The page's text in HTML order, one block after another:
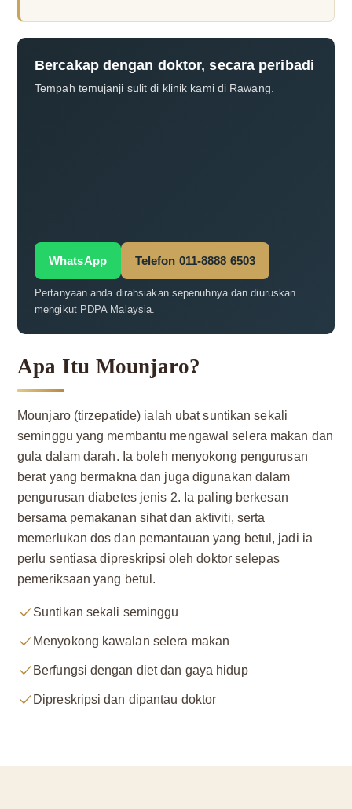
Bercakap dengan doktor, secara peribadi
Tempah temujanji sulit di klinik kami di Rawang.
WhatsApp Telefon 011-8888 6503
Pertanyaan anda dirahsiakan sepenuhnya dan diuruskan
mengikut PDPA Malaysia.
Apa Itu Mounjaro?
Mounjaro (tirzepatide) ialah ubat suntikan sekali
seminggu yang membantu mengawal selera makan dan
gula dalam darah. Ia boleh menyokong pengurusan
berat yang bermakna dan juga digunakan dalam
pengurusan diabetes jenis 2. Ia paling berkesan
bersama pemakanan sihat dan aktiviti, serta
memerlukan dos dan pemantauan yang betul, jadi ia
perlu sentiasa dipreskripsi oleh doktor selepas
pemeriksaan yang betul.
Suntikan sekali seminggu
Menyokong kawalan selera makan
Berfungsi dengan diet dan gaya hidup
Dipreskripsi dan dipantau doktor